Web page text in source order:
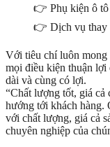
👉 Phụ kiện ô tô
👉 Dịch vụ thay
Với tiêu chí luôn mong
mọi điều kiện thuận lợi
dài và cùng có lợi.
“Chất lượng tốt, giá cả
hướng tới khách hàng.
với chất lượng, giá cả
chuyên nghiệp của